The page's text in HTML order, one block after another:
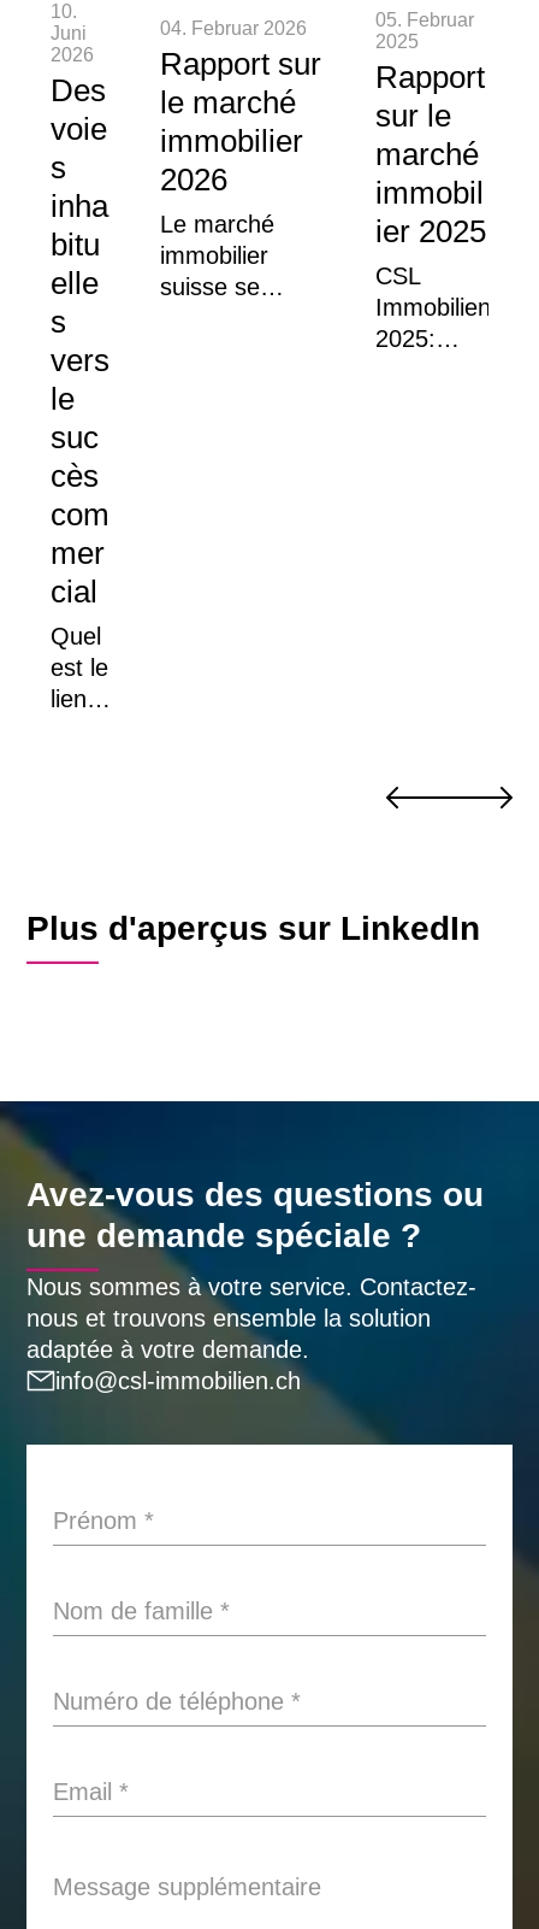
10.
Juni
2026
Des
voie
s
inha
bitu
elle
s
vers
le
suc
cès
com
mer
cial
Quel
est le
lien
d'un
appartement
04. Februar 2026
Rapport sur
le marché
immobilier
2026
Le marché
immobilier
suisse se
05. Februar
2025
Rapport
sur le
marché
immobil
ier 2025
CSL
2025:
Plus d'aperçus sur LinkedIn
Avez-vous des questions ou
une demande spéciale ?
Nous sommes à votre service. Contactez-
nous et trouvons ensemble la solution
adaptée à votre demande.
info@csl-immobilien.ch
Prénom *
Nom de famille *
Numéro de téléphone *
Email *
Message supplémentaire